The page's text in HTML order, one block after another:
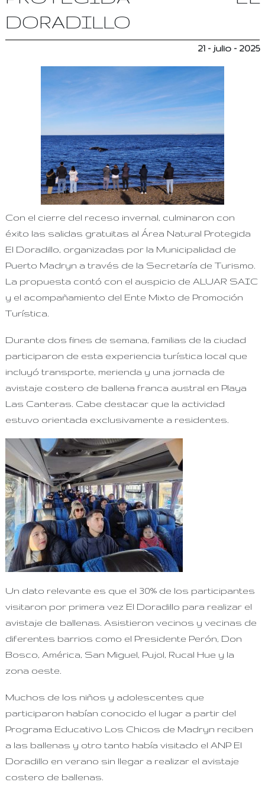
DORADILLO
21 - julio - 2025
Con el cierre del receso invernal, culminaron con
éxito las salidas gratuitas al Área Natural Protegida
El Doradillo, organizadas por la Municipalidad de
Puerto Madryn a través de la Secretaría de Turismo.
La propuesta contó con el auspicio de ALUAR SAIC
y el acompañamiento del Ente Mixto de Promoción
Turística.
Durante dos fines de semana, familias de la ciudad
participaron de esta experiencia turística local que
incluyó transporte, merienda y una jornada de
avistaje costero de ballena franca austral en Playa
Las Canteras. Cabe destacar que la actividad
estuvo orientada exclusivamente a residentes.
Un dato relevante es que el 30% de los participantes
visitaron por primera vez El Doradillo para realizar el
avistaje de ballenas. Asistieron vecinos y vecinas de
diferentes barrios como el Presidente Perón, Don
Bosco, América, San Miguel, Pujol, Rucal Hue y la
zona oeste.
Muchos de los niños y adolescentes que
participaron habían conocido el lugar a partir del
Programa Educativo Los Chicos de Madryn reciben
a las ballenas y otro tanto había visitado el ANP El
Doradillo en verano sin llegar a realizar el avistaje
costero de ballenas.